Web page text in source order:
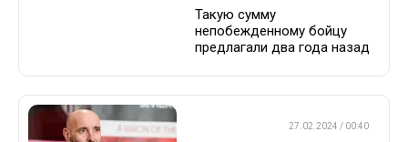
Такую сумму
непобежденному бойцу
предлагали два года назад
27.02.2024 / 00:40